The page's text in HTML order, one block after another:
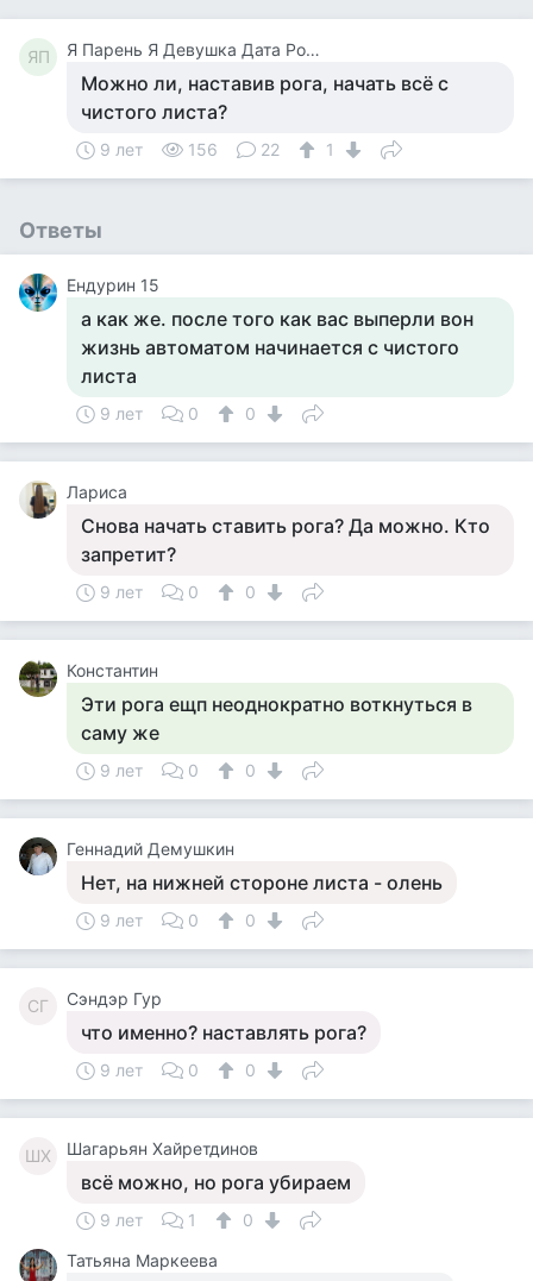
ЯП Я Парень Я Девушка Дата Рождения Дд.мм.гггг Скрыть Возраст Где Вы Живёте Москва, Россия Скрыть Местоположение
Можно ли, наставив рога, начать всё с
чистого листа?
9 лет 156 22 1
Ответы
Ендурин 15
а как же. после того как вас выперли вон
жизнь автоматом начинается с чистого
листа
9 лет 0 0
Лариса
Снова начать ставить рога? Да можно. Кто
запретит?
9 лет 0 0
Константин
Эти рога ещп неоднократно воткнуться в
саму же
9 лет 0 0
Геннадий Демушкин
Нет, на нижней стороне листа - олень
9 лет 0 0
СГ Сэндэр Гур
что именно? наставлять рога?
9 лет 0 0
ШХ Шагарьян Хайретдинов
всё можно, но рога убираем
9 лет 1
0
Татьяна Маркеева